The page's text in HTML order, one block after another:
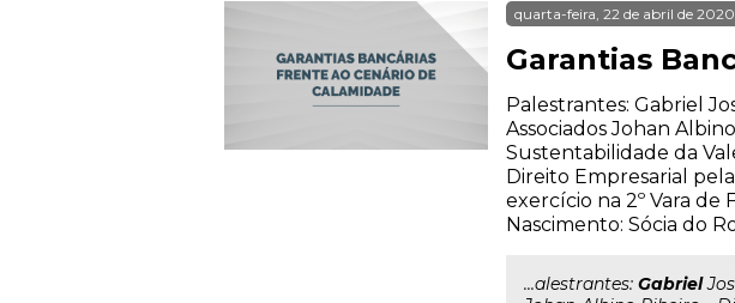
quarta-feira, 22 de abril de 2020
Garantias
Palestrantes: Gabriel
Associados Johan
Sustentabilidade da
Direito Empresarial
exercício na 2º Vara de
Nascimento: Sócia do
...alestrantes:Gabriel